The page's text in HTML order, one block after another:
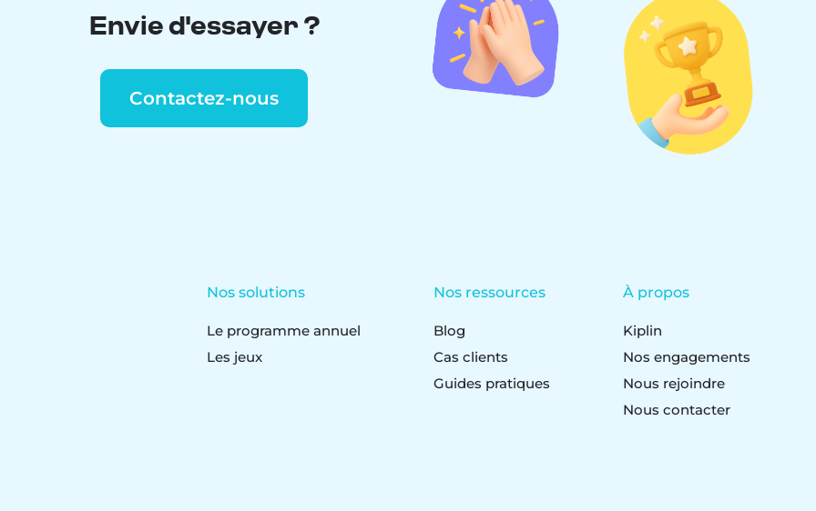
Envie d'essayer ?
Contactez-nous
Nos solutions
Le programme annuel
Les jeux
Nos ressources
Blog
Cas clients
Guides pratiques
À propos
Kiplin
Nos engagements
Nous rejoindre
Nous contacter